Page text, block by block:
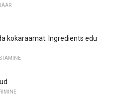
kokaraamat: Ingredients edu